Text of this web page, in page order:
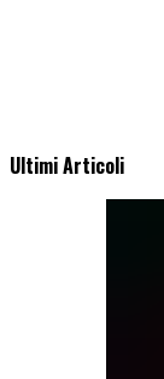
Ultimi Articoli